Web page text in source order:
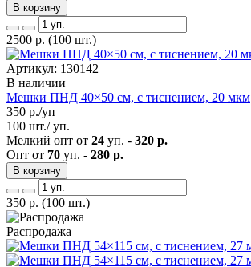
В корзину
2500 р. (100 шт.)
Артикул: 130142
В наличии
Мешки ПНД 40×50 см, с тиснением, 20 мкм
350 р./уп
100 шт./ уп.
Мелкий опт от 24 уп. - 320 р.
Опт от 70 уп. - 280 р.
В корзину
350 р. (100 шт.)
Распродажа